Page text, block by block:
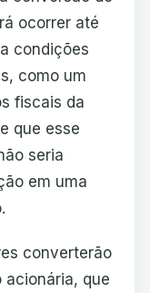
ocorrer até
condições
como um
fiscais da
que esse
seria
em uma
converterão
que